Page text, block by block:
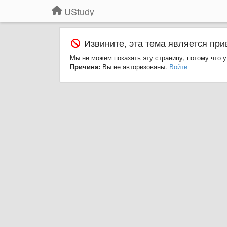
UStudy
Извините, эта тема является
Мы не можем показать эту страницу, потому что
Причина: Вы не авторизованы. Войти